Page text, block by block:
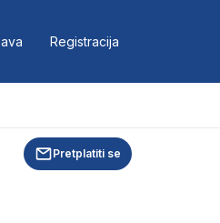
Registracija
Pretplatiti se